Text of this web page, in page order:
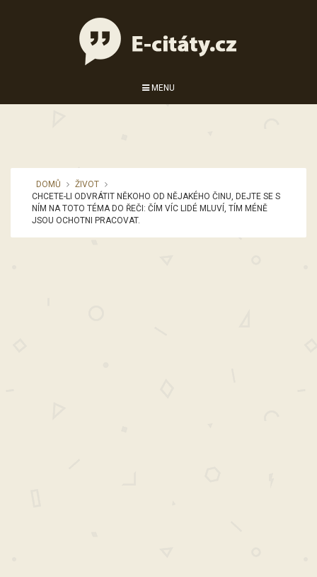
MENU
DOMŮ
ŽIVOT
CHCETE-LI ODVRÁTIT NĚKOHO OD NĚJAKÉHO ČINU, DEJTE SE S
NÍM NA TOTO TÉMA DO ŘEČI: ČÍM VÍC LIDÉ MLUVÍ, TÍM MÉNĚ
JSOU OCHOTNI PRACOVAT.